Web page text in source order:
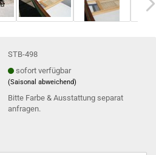
STB-498
sofort verfügbar
(Saisonal abweichend)
Bitte Farbe & Ausstattung separat
anfragen.